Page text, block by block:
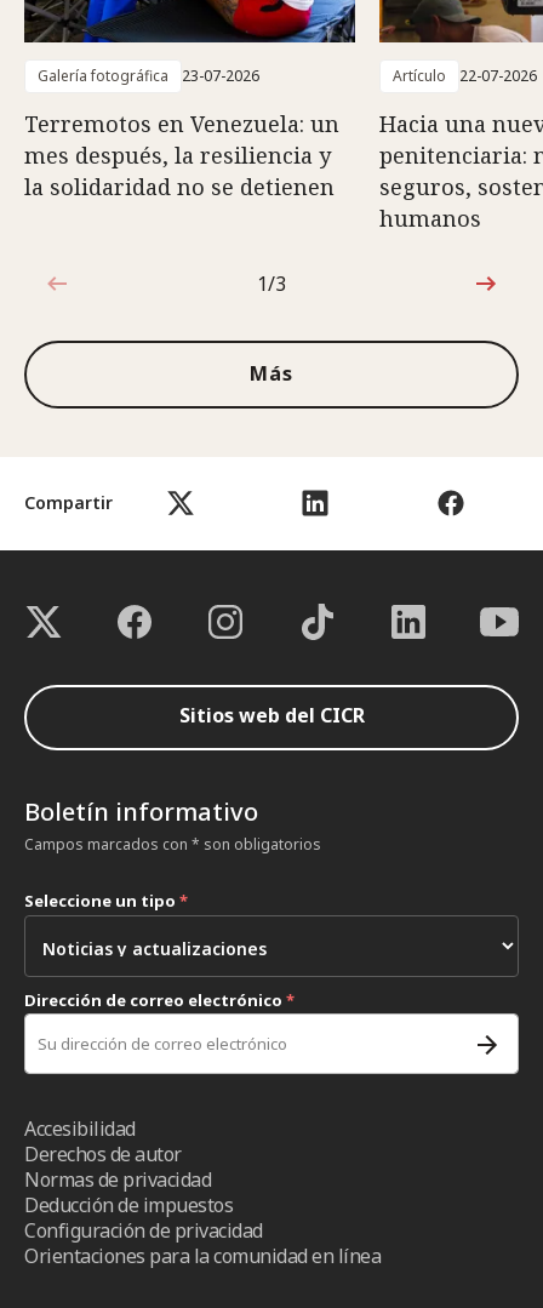
Compartir
Galería fotográfica 23-07-2026
Terremotos en Venezuela: un
mes después, la resiliencia y
la solidaridad no se detienen
Artículo 22-07-2026
Hacia una
penitenciaria:
seguros,
humanos
1de3
1/3
Más
Sitios web del CICR
Boletín informativo
Campos marcados con * son obligatorios
Seleccione un tipo *
Dirección de correo electrónico *
Accesibilidad
Derechos de autor
Normas de privacidad
Deducción de impuestos
Configuración de privacidad
Orientaciones para la comunidad en línea